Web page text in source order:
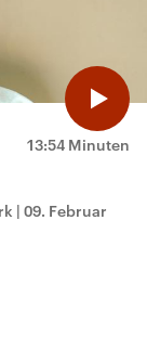
13:54 Minuten
| 09. Februar